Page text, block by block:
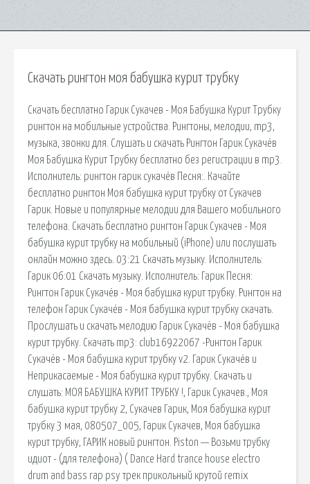
Скачать рингтон моя бабушка курит трубку
Скачать бесплатно Гарик Сукачев - Моя Бабушка Курит Трубку
рингтон на мобильные устройства. Рингтоны, мелодии, mp3,
музыка, звонки для. Cлушать и скачать Рингтон Гарик Сукачёв
Моя Бабушка Курит Трубку бесплатно без регистрации в mp3.
Исполнитель: рингтон гарик сукачёв Песня:. Качайте
бесплатно рингтон Моя бабушка курит трубку от Сукачев
Гарик. Новые и популярные мелодии для Вашего мобильного
телефона. Cкачать бесплатно рингтон Гарик Сукачев - Моя
бабушка курит трубку на мобильный (iPhone) или послушать
онлайн можно здесь. 03:21 Скачать музыку. Исполнитель:
Гарик 06:01 Скачать музыку. Исполнитель: Гарик Песня:
Рингтон Гарик Сукачёв - Моя бабушка курит трубку. Рингтон на
телефон Гарик Сукачёв - Моя бабушка курит трубку скачать.
Прослушать и скачать мелодию Гарик Сукачёв - Моя бабушка
курит трубку. Скачать mp3: club16922067 -Рингтон Гарик
Сукачёв - Моя бабушка курит трубку v2. Гарик Сукачёв и
Неприкасаемые - Моя бабушка курит трубку. Скачать и
слушать: МОЯ БАБУШКА КУРИТ ТРУБКУ !, Гарик Сукачев., Моя
бабушка курит трубку 2, Сукачев Гарик, Моя бабушка курит
трубку 3 мая, 080507_005, Гарик Сукачев, Моя бабушка
курит трубку, ГАРИК новый рингтон. Piston — Возьми трубку
идиот - (для телефона) ( Dance Hard trance house electro
drum and bass rap psy трек прикольный крутой remix